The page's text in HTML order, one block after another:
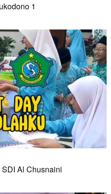
1
Al Chusnaini